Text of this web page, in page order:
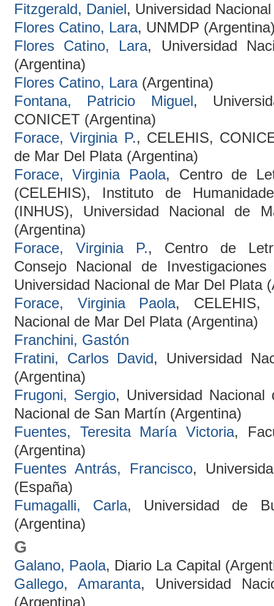
Fitzgerald, Daniel, Universidad
Flores Catino, Lara, UNMDP
Flores Catino, Lara, Universidad
(Argentina)
Flores Catino, Lara(Argentina)
Fontana, Patricio Miguel,
CONICET (Argentina)
Forace, Virginia P., CELEHIS,
de Mar Del Plata (Argentina)
Forace, Virginia Paola, Centro de
(CELEHIS), Instituto de
(INHUS), Universidad Nacional de
(Argentina)
Forace, Virginia P., Centro de
Consejo Nacional de
Universidad Nacional de Mar Del Plata
Forace, Virginia Paola, CELEHIS,
Nacional de Mar Del Plata (Argentina)
Franchini, Gastón
Fratini, Carlos David, Universidad
(Argentina)
Frugoni, Sergio, Universidad Nacional
Nacional de San Martín (Argentina)
Fuentes, Teresita María Victoria,
(Argentina)
Fuentes Antrás, Francisco,
(España)
Fumagalli, Carla, Universidad de
(Argentina)
G
Galano, Paola, Diario La Capital
Gallego, Amaranta, Universidad
(Argentina)